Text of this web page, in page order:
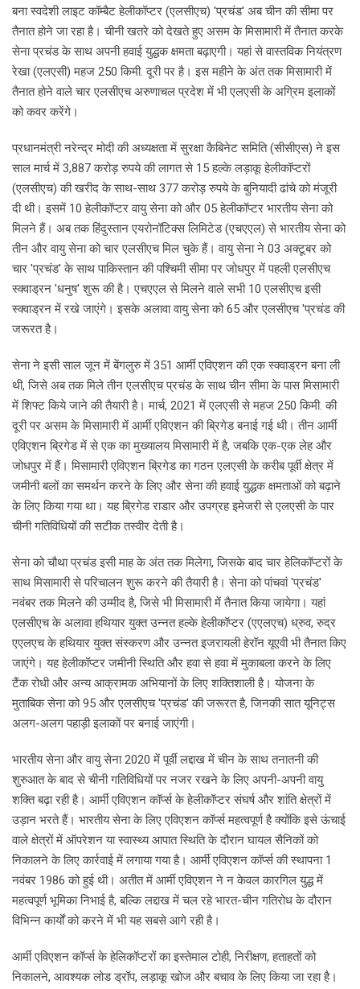
बना स्वदेशी लाइट कॉम्बैट हेलीकॉप्टर (एलसीएच) 'प्रचंड' अब चीन की सीमा पर
तैनात होने जा रहा है। चीनी खतरे को देखते हुए असम के मिसामारी में तैनात करके
सेना प्रचंड के साथ अपनी हवाई युद्धक क्षमता बढ़ाएगी। यहां से वास्तविक नियंत्रण
रेखा (एलएसी) महज 250 किमी. दूरी पर है। इस महीने के अंत तक मिसामारी में
तैनात होने वाले चार एलसीएच अरुणाचल प्रदेश में भी एलएसी के अग्रिम इलाकों
को कवर करेंगे।
प्रधानमंत्री नरेन्द्र मोदी की अध्यक्षता में सुरक्षा कैबिनेट समिति (सीसीएस) ने इस
साल मार्च में 3,887 करोड़ रुपये की लागत से 15 हल्के लड़ाकू हेलीकॉप्टरों
(एलसीएच) की खरीद के साथ-साथ 377 करोड़ रुपये के बुनियादी ढांचे को मंजूरी
दी थी। इसमें 10 हेलीकॉप्टर वायु सेना को और 05 हेलीकॉप्टर भारतीय सेना को
मिलने हैं। अब तक हिंदुस्तान एयरोनॉटिक्स लिमिटेड (एचएएल) से भारतीय सेना को
तीन और वायु सेना को चार एलसीएच मिल चुके हैं। वायु सेना ने 03 अक्टूबर को
चार 'प्रचंड' के साथ पाकिस्तान की पश्चिमी सीमा पर जोधपुर में पहली एलसीएच
स्क्वाड्रन 'धनुष' शुरू की है। एचएएल से मिलने वाले सभी 10 एलसीएच इसी
स्क्वाड्रन में रखे जाएंगे। इसके अलावा वायु सेना को 65 और एलसीएच 'प्रचंड की
जरूरत है।
सेना ने इसी साल जून में बेंगलुरु में 351 आर्मी एविएशन की एक स्क्वाड्रन बना ली
थी, जिसे अब तक मिले तीन एलसीएच प्रचंड के साथ चीन सीमा के पास मिसामारी
में शिफ्ट किये जाने की तैयारी है। मार्च, 2021 में एलएसी से महज 250 किमी. की
दूरी पर असम के मिसामारी में आर्मी एविएशन की ब्रिगेड बनाई गई थी। तीन आर्मी
एविएशन ब्रिगेड में से एक का मुख्यालय मिसामारी में है, जबकि एक-एक लेह और
जोधपुर में हैं। मिसामारी एविएशन ब्रिगेड का गठन एलएसी के करीब पूर्वी क्षेत्र में
जमीनी बलों का समर्थन करने के लिए और सेना की हवाई युद्धक क्षमताओं को बढ़ाने
के लिए किया गया था। यह ब्रिगेड राडार और उपग्रह इमेजरी से एलएसी के पार
चीनी गतिविधियों की सटीक तस्वीर देती है।
सेना को चौथा प्रचंड इसी माह के अंत तक मिलेगा, जिसके बाद चार हेलिकॉप्टरों के
साथ मिसामारी से परिचालन शुरू करने की तैयारी है। सेना को पांचवां 'प्रचंड'
नवंबर तक मिलने की उम्मीद है, जिसे भी मिसामारी में तैनात किया जायेगा। यहां
एलसीएच के अलावा हथियार युक्त उन्नत हल्के हेलीकॉप्टर (एएलएच) ध्रुव, रुद्र
एएलएच के हथियार युक्त संस्करण और उन्नत इजरायली हेरॉन यूएवी भी तैनात किए
जाएंगे। यह हेलीकॉप्टर जमीनी स्थिति और हवा से हवा में मुकाबला करने के लिए
टैंक रोधी और अन्य आक्रामक अभियानों के लिए शक्तिशाली है। योजना के
मुताबिक सेना को 95 और एलसीएच 'प्रचंड' की जरूरत है, जिनकी सात यूनिट्स
अलग-अलग पहाड़ी इलाकों पर बनाई जाएंगी।
भारतीय सेना और वायु सेना 2020 में पूर्वी लद्दाख में चीन के साथ तनातनी की
शुरुआत के बाद से चीनी गतिविधियों पर नजर रखने के लिए अपनी-अपनी वायु
शक्ति बढ़ा रही है। आर्मी एविएशन कॉर्प्स के हेलीकॉप्टर संघर्ष और शांति क्षेत्रों में
उड़ान भरते हैं। भारतीय सेना के लिए एविएशन कॉर्प्स महत्वपूर्ण है क्योंकि इसे ऊंचाई
वाले क्षेत्रों में ऑपरेशन या स्वास्थ्य आपात स्थिति के दौरान घायल सैनिकों को
निकालने के लिए कार्रवाई में लगाया गया है। आर्मी एविएशन कॉर्प्स की स्थापना 1
नवंबर 1986 को हुई थी। अतीत में आर्मी एविएशन ने न केवल कारगिल युद्ध में
महत्वपूर्ण भूमिका निभाई है, बल्कि लद्दाख में चल रहे भारत-चीन गतिरोध के दौरान
विभिन्न कार्यों को करने में भी यह सबसे आगे रही है।
आर्मी एविएशन कॉर्प्स के हेलिकॉप्टरों का इस्तेमाल टोही, निरीक्षण, हताहतों को
निकालने, आवश्यक लोड ड्रॉप, लड़ाकू खोज और बचाव के लिए किया जा रहा है।